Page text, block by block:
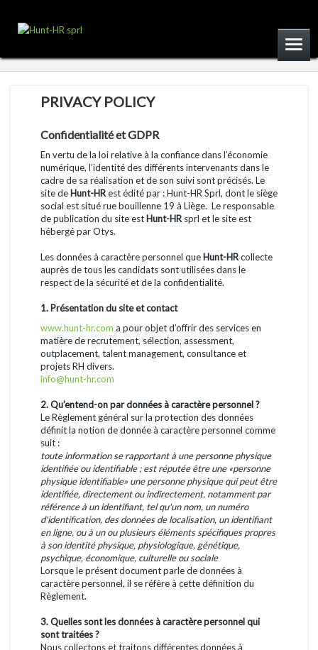
PRIVACY POLICY
Confidentialité et GDPR
En vertu de la loi relative à la confiance dans l’économie
numérique, l’identité des différents intervenants dans le
cadre de sa réalisation et de son suivi sont précisés. Le
site de Hunt-HRest édité par : Hunt-HR Sprl, dont le siège
social est situé rue bouillenne 19 à Liège. Le responsable
de publication du site est Hunt-HRsprl et le site est
hébergé par Otys.
Les données à caractère personnel que Hunt-HRcollecte
auprès de tous les candidats sont utilisées dans le
respect de la sécurité et de la confidentialité.
1. Présentation du site et contact
www.hunt-hr.com a pour objet d’offrir des services en
matière de recrutement, sélection, assessment,
outplacement, talent management, consultance et
projets RH divers.
info@hunt-hr.com
2. Qu’entend-on par données à caractère personnel ?
Le Règlement général sur la protection des données
définit la notion de donnée à caractère personnel comme
suit :
toute information se rapportant à une personne physique
identifiée ou identifiable ; est réputée être une «personne
physique identifiable» une personne physique qui peut être
identifiée, directement ou indirectement, notamment par
référence à un identifiant, tel qu'un nom, un numéro
d'identification, des données de localisation, un identifiant
en ligne, ou à un ou plusieurs éléments spécifiques propres
à son identité physique, physiologique, génétique,
psychique, économique, culturelle ou sociale
Lorsque le présent document parle de données à
caractère personnel, il se réfère à cette définition du
Règlement.
3. Quelles sont les données à caractère personnel qui
sont traitées ?
Nous collectons et traitons différentes données à